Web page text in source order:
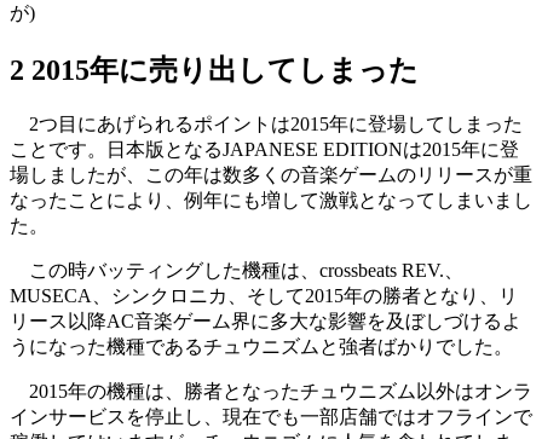
が)
2 2015年に売り出してしまった
2つ目にあげられるポイントは2015年に登場してしまった
ことです。日本版となるJAPANESE EDITIONは2015年に登
場しましたが、この年は数多くの音楽ゲームのリリースが重
なったことにより、例年にも増して激戦となってしまいまし
た。
この時バッティングした機種は、crossbeats REV.、
MUSECA、シンクロニカ、そして2015年の勝者となり、リ
リース以降AC音楽ゲーム界に多大な影響を及ぼしづけるよ
うになった機種であるチュウニズムと強者ばかりでした。
2015年の機種は、勝者となったチュウニズム以外はオンラ
インサービスを停止し、現在でも一部店舗ではオフラインで